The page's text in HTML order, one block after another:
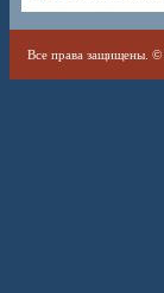
Все права защищены. ©